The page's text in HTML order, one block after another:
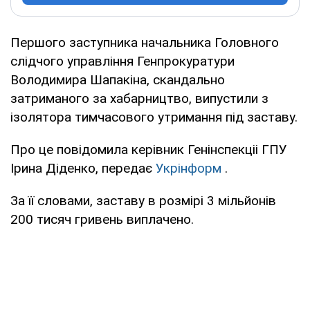
Першого заступника начальника Головного
слідчого управління Генпрокуратури
Володимира Шапакіна, скандально
затриманого за хабарництво, випустили з
ізолятора тимчасового утримання під заставу.
Про це повідомила керівник Генінспекціі ГПУ
Ірина Діденко, передає Укрінформ .
За її словами, заставу в розмірі 3 мільйонів
200 тисяч гривень виплачено.